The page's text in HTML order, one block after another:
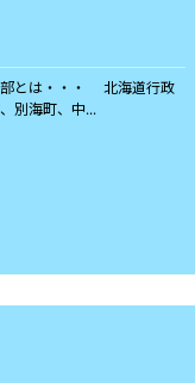
は・・・ 北海道行政
別海町、中...